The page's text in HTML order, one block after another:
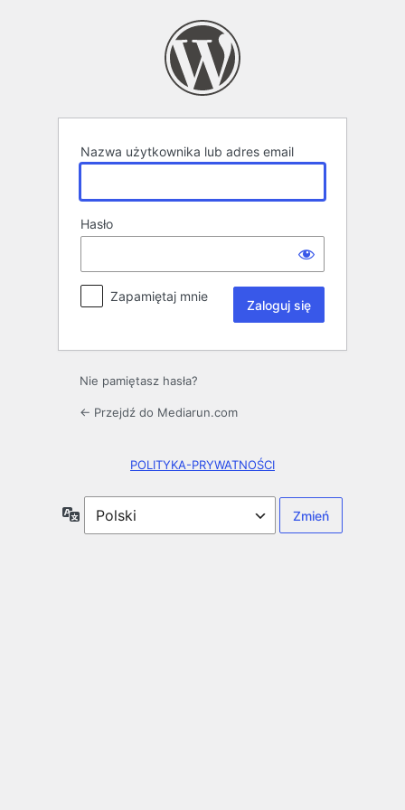
Nazwa użytkownika lub adres email
Hasło
Zapamiętaj mnie
Nie pamiętasz hasła?
← Przejdź do Mediarun.com
POLITYKA-PRYWATNOŚCI
Język